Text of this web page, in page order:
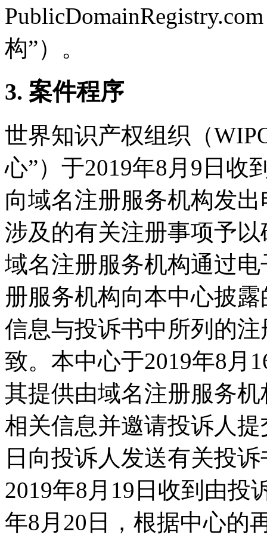
构”）。
3. 案件程序
世界知识产权组织（
心”）于2019年8月9日收
向域名注册服务机构发
涉及的有关注册事项予
域名注册服务机构通过
册服务机构向本中心披
信息与投诉书中所列的
致。本中心于2019年8月
其提供由域名注册服务
相关信息并邀请投诉人
日向投诉人发送有关投
2019年8月19日收到由投
年8月20日，根据中心的